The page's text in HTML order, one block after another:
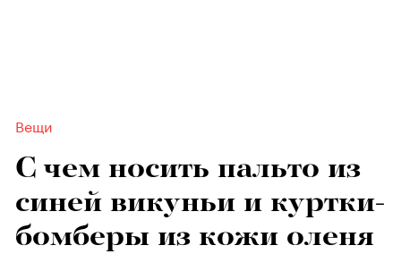
Вещи
С чем носить пальто из
синей викуньи и куртки-
бомберы из кожи оленя